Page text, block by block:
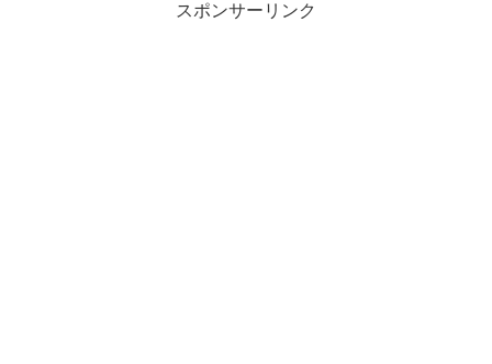
スポンサーリンク